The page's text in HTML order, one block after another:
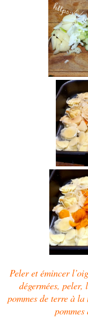
Peler et émincer
dégermées,
pommes de terre à